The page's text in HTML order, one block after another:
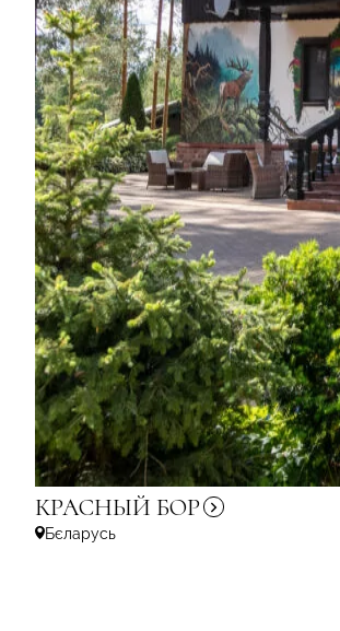
КРАСНЫЙ БОР
Бєларусь